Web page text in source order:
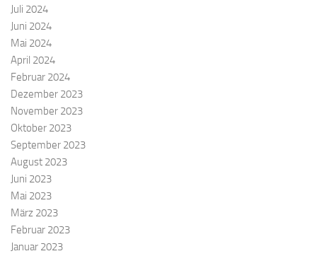
Juli 2024
Juni 2024
Mai 2024
April 2024
Februar 2024
Dezember 2023
November 2023
Oktober 2023
September 2023
August 2023
Juni 2023
Mai 2023
März 2023
Februar 2023
Januar 2023